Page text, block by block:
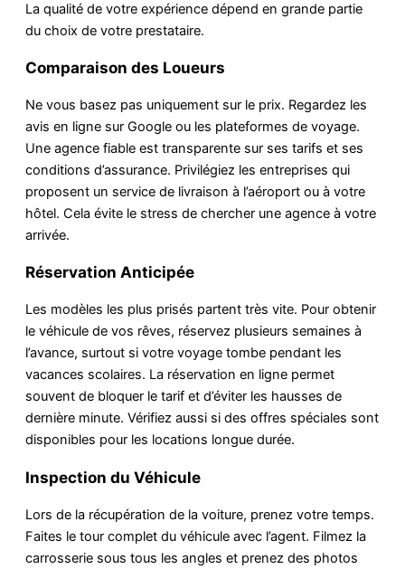
La qualité de votre expérience dépend en grande partie
du choix de votre prestataire.
Comparaison des Loueurs
Ne vous basez pas uniquement sur le prix. Regardez les
avis en ligne sur Google ou les plateformes de voyage.
Une agence fiable est transparente sur ses tarifs et ses
conditions d’assurance. Privilégiez les entreprises qui
proposent un service de livraison à l’aéroport ou à votre
hôtel. Cela évite le stress de chercher une agence à votre
arrivée.
Réservation Anticipée
Les modèles les plus prisés partent très vite. Pour obtenir
le véhicule de vos rêves, réservez plusieurs semaines à
l’avance, surtout si votre voyage tombe pendant les
vacances scolaires. La réservation en ligne permet
souvent de bloquer le tarif et d’éviter les hausses de
dernière minute. Vérifiez aussi si des offres spéciales sont
disponibles pour les locations longue durée.
Inspection du Véhicule
Lors de la récupération de la voiture, prenez votre temps.
Faites le tour complet du véhicule avec l’agent. Filmez la
carrosserie sous tous les angles et prenez des photos